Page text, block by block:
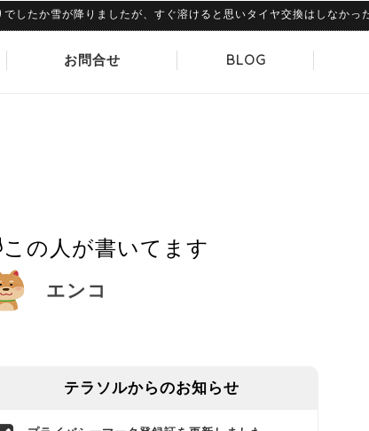
たか雪が降りましたが、すぐ溶けると思いタイヤ交換はしなかった
お問合せ BLOG
この人が書いてます
エンコ
テラソルからのお知らせ